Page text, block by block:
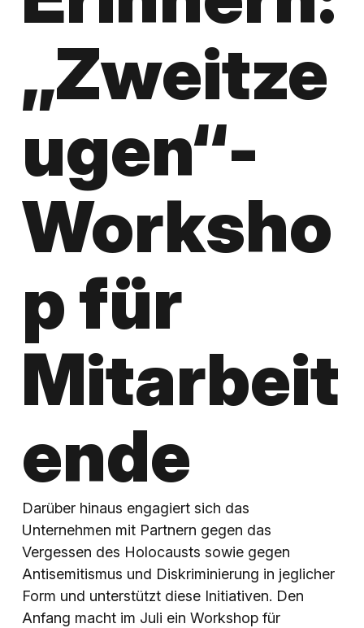
„Zweitze
ugen“-
Worksho
p für
Mitarbeit
ende
Darüber hinaus engagiert sich das
Unternehmen mit Partnern gegen das
Vergessen des Holocausts sowie gegen
Antisemitismus und Diskriminierung in jeglicher
Form und unterstützt diese Initiativen. Den
Anfang macht im Juli ein Workshop für